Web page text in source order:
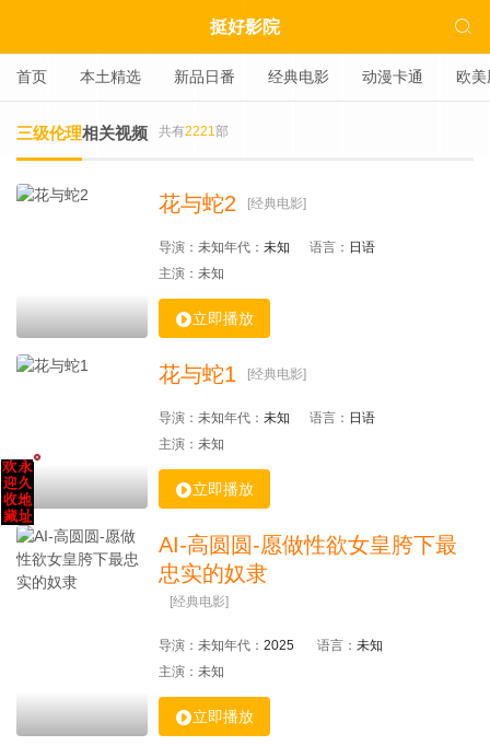
挺好影院 
首页 本土精选 新品日番 经典电影 动漫卡通 欧
三级伦理相关视频 共有2221部
花与蛇2 [经典电影]
导演： 未知年代： 未知 语言： 日语
主演： 未知
立即播放
花与蛇1 [经典电影]
导演： 未知年代： 未知 语言： 日语
主演： 未知
立即播放
AI-高圆圆-愿做性欲女皇胯下最
忠实的奴隶
[经典电影]
导演： 未知年代： 2025 语言： 未知
主演： 未知
立即播放